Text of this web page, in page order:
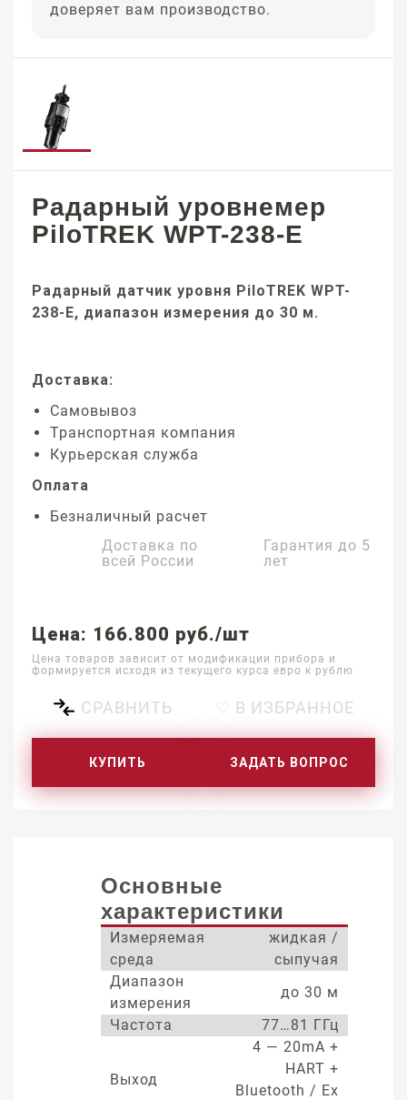
доверяет вам производство.
Радарный уровнемер
PiloTREK WPT-238-E
Радарный датчик уровня PiloTREK WPT-
238-E, диапазон измерения до 30 м.
Доставка:
Самовывоз
Транспортная компания
Курьерская служба
Оплата
Безналичный расчет
Доставка по
всей России
Гарантия до 5
лет
Цена: 166.800 руб./шт
Цена товаров зависит от модификации прибора и
формируется исходя из текущего курса евро к рублю
СРАВНИТЬ ♡ В ИЗБРАННОЕ
КУПИТЬ ЗАДАТЬ ВОПРОС
Основные
характеристики
Измеряемая
среда
жидкая /
сыпучая
Диапазон
измерения
до 30 м
Частота
77…81 ГГц
Выход
4 — 20mA +
HART +
Bluetooth / Ex